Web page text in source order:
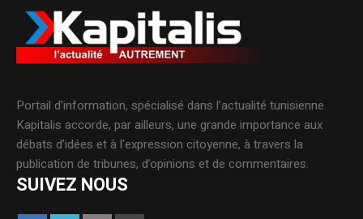
Portail d’information, spécialisé dans l’actualité tunisienne.
Kapitalis accorde, par ailleurs, une grande importance aux
débats d’idées et à l’expression citoyenne, à travers la
publication de tribunes, d’opinions et de commentaires.
SUIVEZ NOUS